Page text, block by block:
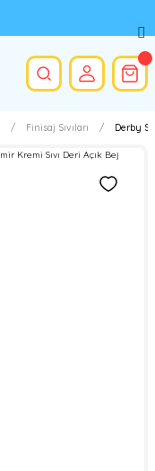
Finisaj Sıvıları Derby